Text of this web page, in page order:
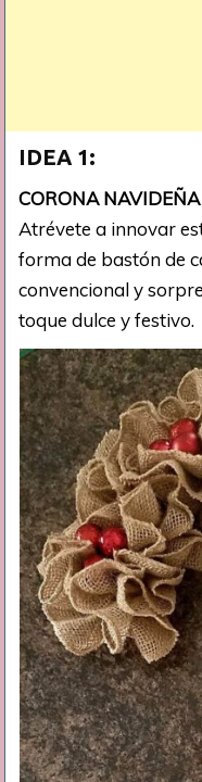
IDEA 1:
CORONA
Atrévete a innovar
forma de bastón de
convencional y
toque dulce y festivo.